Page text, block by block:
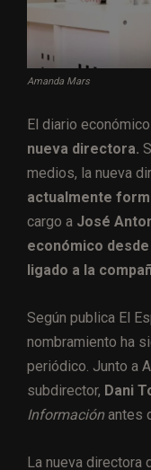
Amanda Mars
El diario económico
nueva directora.
medios, la nueva
actualmente
cargo a José
económico
ligado a la
Según publica El
nombramiento ha
periódico. Junto a
subdirector, Dani
Informaciónantes
La nueva directora